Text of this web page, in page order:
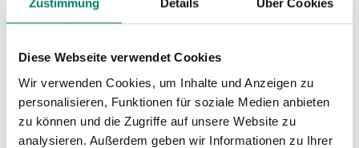
Zustimmung Details Über Cookies
Diese Webseite verwendet Cookies
Wir verwenden Cookies, um Inhalte und Anzeigen zu
personalisieren, Funktionen für soziale Medien anbieten
zu können und die Zugriffe auf unsere Website zu
analysieren. Außerdem geben wir Informationen zu Ihrer
134 KIB
PDF 124 KIB
Mini-Fahrplan 2026 (Gültig ab
02.09.2026)